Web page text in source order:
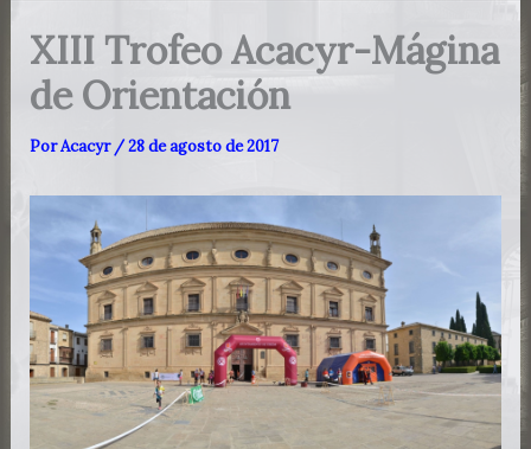
XIII Trofeo Acacyr-Mágina
de Orientación
PorAcacyr /28 de agosto de 2017